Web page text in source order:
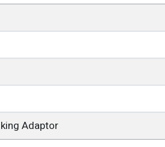
Adaptor